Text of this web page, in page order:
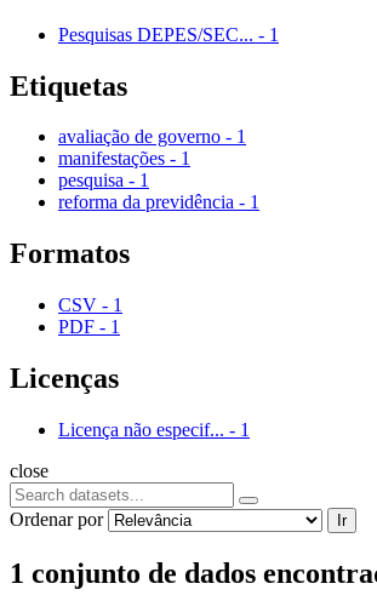
Pesquisas DEPES/SEC... - 1
Etiquetas
avaliação de governo - 1
manifestações - 1
pesquisa - 1
reforma da previdência - 1
Formatos
CSV - 1
PDF - 1
Licenças
Licença não especif... - 1
close
Ordenar por Ir
1 conjunto de dados